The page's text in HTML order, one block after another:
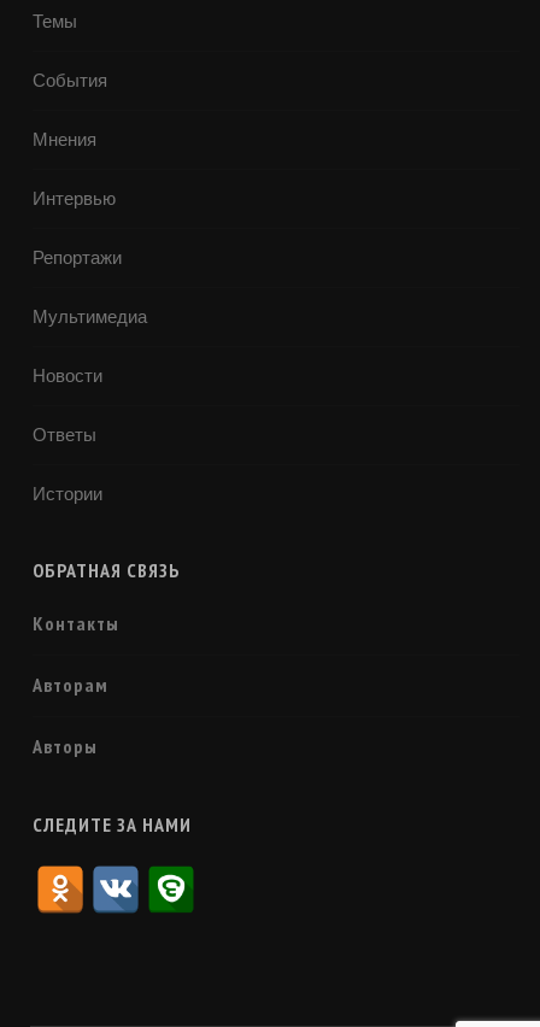
Темы
События
Мнения
Интервью
Репортажи
Мультимедиа
Новости
Ответы
Истории
ОБРАТНАЯ СВЯЗЬ
Контакты
Авторам
Авторы
СЛЕДИТЕ ЗА НАМИ